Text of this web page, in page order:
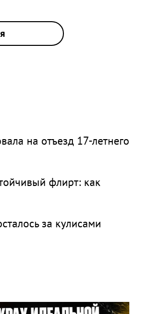
на отъезд 17-летнего
флирт: как
за кулисами